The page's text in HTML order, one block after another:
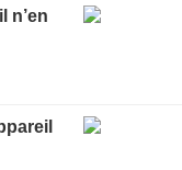
n’en